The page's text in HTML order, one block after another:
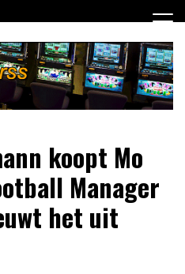
koopt Mo
Manager
het uit